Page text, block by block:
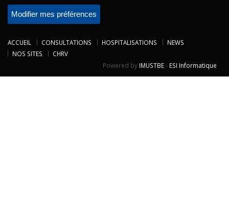
Modifier mes préférences
ACCUEIL CONSULTATIONS HOSPITALISATIONS
NEWS
NOS SITES
CHRV
Powered by IMUSTBE- ESI Informatique